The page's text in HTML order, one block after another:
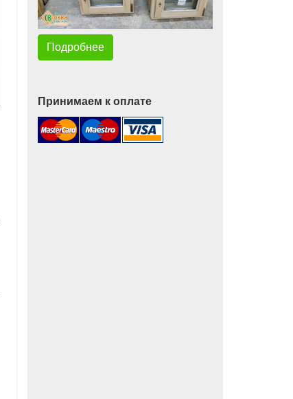
Подробнее
Принимаем к оплате